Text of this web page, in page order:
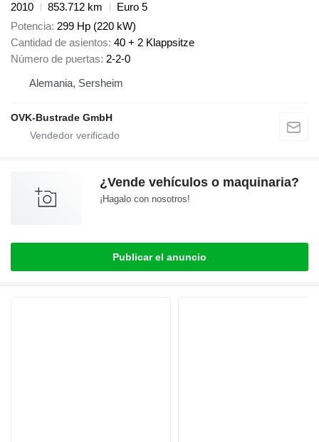
2010
853.712 km
Euro 5
Potencia 299 Hp (220 kW)
Cantidad de asientos 40 + 2 Klappsitze
Número de puertas 2-2-0
Alemania, Sersheim
OVK-Bustrade GmbH
¿Vende vehículos o maquinaria?
¡Hagalo con nosotros!
Publicar el anuncio